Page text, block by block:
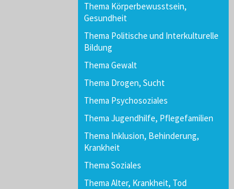
Thema Körperbewusstsein,
Gesundheit
Thema Politische und Interkulturelle
Bildung
Thema Gewalt
Thema Drogen, Sucht
Thema Psychosoziales
Thema Jugendhilfe, Pflegefamilien
Thema Inklusion, Behinderung,
Krankheit
Thema Soziales
Thema Alter, Krankheit, Tod